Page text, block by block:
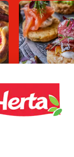
12 recettes
pour un